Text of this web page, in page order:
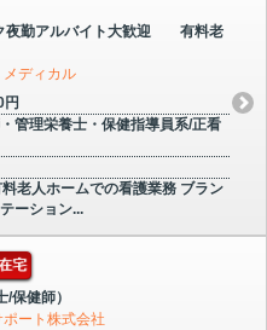
夜勤アルバイト大歓迎 有料老
ディカル
円
管理栄養士・保健指導員系/正看
老人ホームでの看護業務 ブラン
ーション...
宅
保健師）
ート株式会社